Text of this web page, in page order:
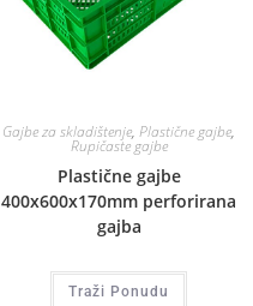
Gajbe za skladištenje, Plastične gajbe,
Rupičaste gajbe
Plastične gajbe
400x600x170mm perforirana
gajba
Traži Ponudu